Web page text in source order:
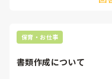
保育・お仕事
書類作成について